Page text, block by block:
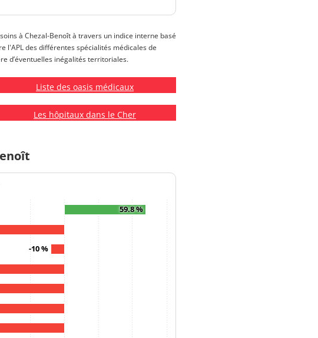
à Chezal-Benoît à travers un indice interne basé
l'APL des différentes spécialités médicales de
d’éventuelles inégalités territoriales.
Liste des oasis médicaux
Les hôpitaux dans le Cher
59.8 %
-10 %